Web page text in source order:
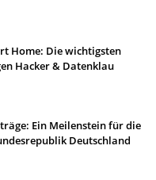
Home: Die wichtigsten
Hacker & Datenklau
Ein Meilenstein für die
Deutschland